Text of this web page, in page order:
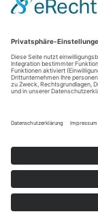
© 2024